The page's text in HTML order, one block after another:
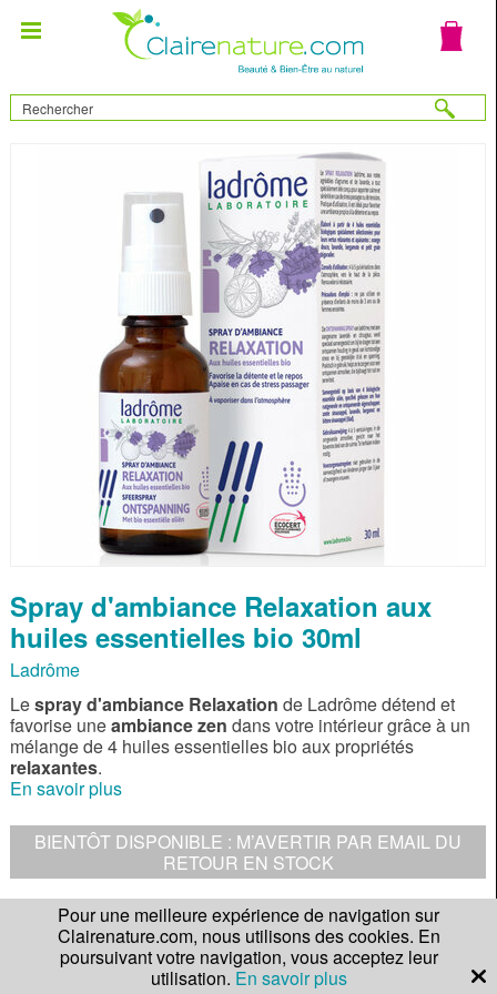
Spray d'ambiance Relaxation aux
huiles essentielles bio 30ml
Ladrôme
Lespray d'ambiance Relaxation de Ladrôme détend et
favorise uneambiance zen dans votre intérieur grâce à un
mélange de 4 huiles essentielles bio aux propriétés
relaxantes.
En savoir plus
BIENTÔT DISPONIBLE : M’AVERTIR PAR EMAIL DU
RETOUR EN STOCK
DESCRIPTION
CONSEILS D'UTILISATION
Pour une meilleure expérience de navigation sur
Clairenature.com, nous utilisons des cookies. En
poursuivant votre navigation, vous acceptez leur
utilisation. En savoir plus